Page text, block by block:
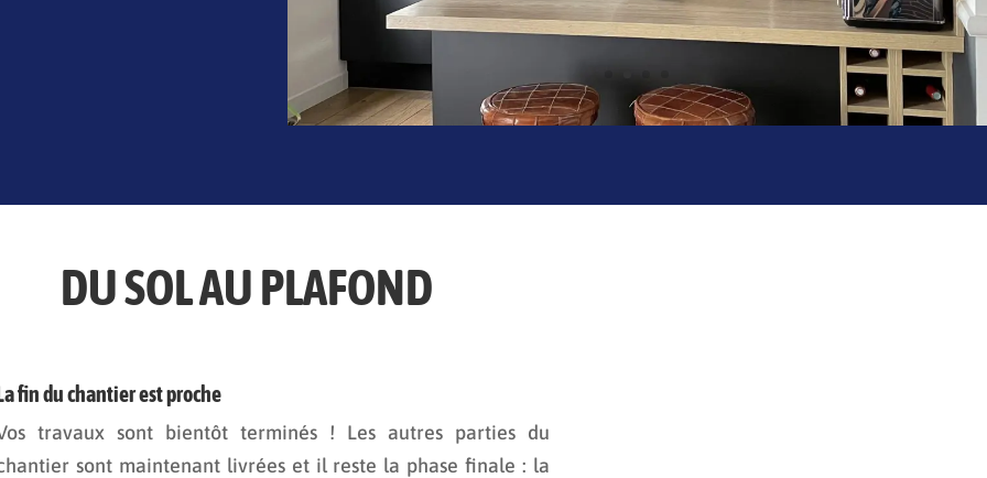
DU SOL AU PLAFOND
fin du chantier est proche
travaux sont bientôt terminés ! Les autres parties du
sont maintenant livrées et il reste la phase finale : la